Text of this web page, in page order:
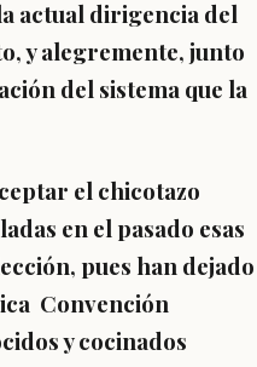
actual dirigencia del
y alegremente, junto
del sistema que la
el chicotazo
en el pasado esas
pues han dejado
Convención
y cocinados